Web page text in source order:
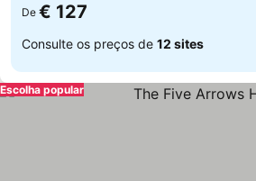
De € 127
Consulte os preços de 12 sites
Escolha popular